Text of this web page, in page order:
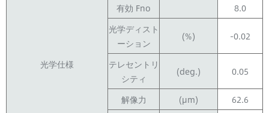
光学仕様
有効 Fno
8.0
光学ディスト
ーション
(%) -0.02
テレセントリ
シティ
(deg.) 0.05
解像力 (μm)
62.6